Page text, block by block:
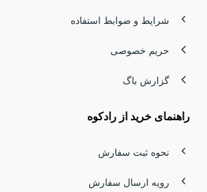
شرایط و ضوابط استفاده
حریم خصوصی
گزارش باگ
راهنمای خرید از رادکوه
نحوه ثبت سفارش
رویه ارسال سفارش